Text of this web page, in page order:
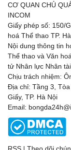
CƠ QUAN CHỦ
INCOM
Giấy phép số: 150/
hoá Thể thao TP.
Nội dung thông tin
Thể thao và Văn
tử Nhân lực Nhân tài
Chịu trách nhiệm:
Địa chỉ: Tầng 3,
Giấy, TP. Hà Nội
Email: